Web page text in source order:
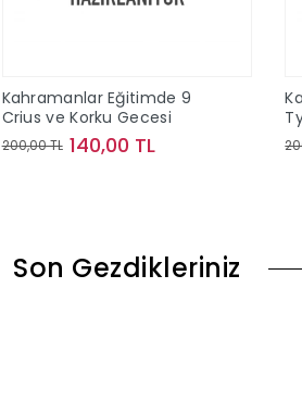
Kahramanlar Eğitimde 9
Crius ve Korku Gecesi
200,00 TL 140,00 TL
Son Gezdikleriniz